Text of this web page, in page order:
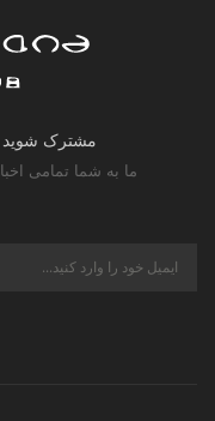
مشترک شوید
ما به شما تمامی